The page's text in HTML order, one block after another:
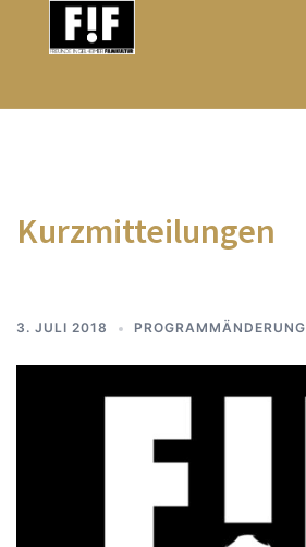
Kurzmitteilungen
3. JULI 2018 PROGRAMMÄNDERUNG